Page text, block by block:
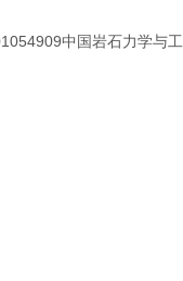
中国岩石力学与工